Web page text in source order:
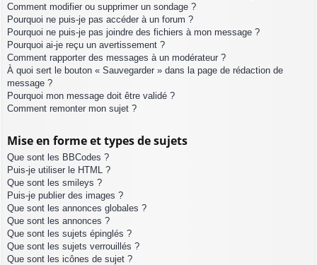
Comment modifier ou supprimer un sondage ?
Pourquoi ne puis-je pas accéder à un forum ?
Pourquoi ne puis-je pas joindre des fichiers à mon message ?
Pourquoi ai-je reçu un avertissement ?
Comment rapporter des messages à un modérateur ?
À quoi sert le bouton « Sauvegarder » dans la page de rédaction de
message ?
Pourquoi mon message doit être validé ?
Comment remonter mon sujet ?
Mise en forme et types de sujets
Que sont les BBCodes ?
Puis-je utiliser le HTML ?
Que sont les smileys ?
Puis-je publier des images ?
Que sont les annonces globales ?
Que sont les annonces ?
Que sont les sujets épinglés ?
Que sont les sujets verrouillés ?
Que sont les icônes de sujet ?